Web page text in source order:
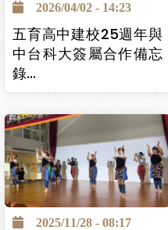
2026/04/02 - 14:23
五育高中建校25週年與
中台科大簽屬合作備忘
錄…
2025/11/28 - 08:17